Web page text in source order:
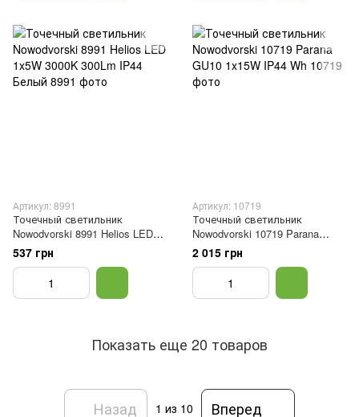
Артикул: 8991
Точечный светильник
Nowodvorski 8991 Helios LED
1x5W 3000K 300Lm IP44 Белый
537 грн
Артикул: 10719
Точечный светильник
Nowodvorski 10719 Parana
GU10 1x15W IP44 Wh
2 015 грн
Показать еще 20 товаров
Назад 1 из 10
Вперед